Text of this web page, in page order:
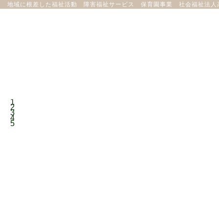
地域に根差した福祉活動 障害福祉サービス 保育園事業 社会福祉法人
1
2
3
4
5